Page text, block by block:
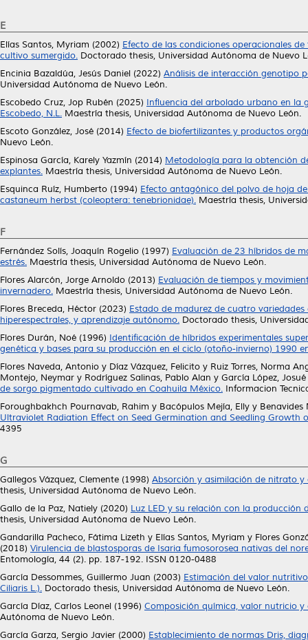
E
Elías Santos, Myriam (2002) Efecto de las condiciones operacionales
cultivo sumergido. Doctorado thesis, Universidad Autónoma de Nuevo
Encinia Bazaldúa, Jesús Daniel (2022) Análisis de interacción genotipo
Universidad Autónoma de Nuevo León.
Escobedo Cruz, Jop Rubén (2025) Influencia del arbolado urbano en la
Escobedo, N.L. Maestría thesis, Universidad Autónoma de Nuevo León.
Escoto González, José (2014) Efecto de biofertilizantes y productos
Nuevo León.
Espinosa García, Karely Yazmín (2014) Metodología para la obtención
explantes. Maestría thesis, Universidad Autónoma de Nuevo León.
Esquinca Ruíz, Humberto (1994) Efecto antagónico del polvo de hoja
castaneum herbst (coleoptera: tenebrionidae). Maestría thesis,
F
Fernández Solís, Joaquín Rogelio (1997) Evaluación de 23 híbridos de
estrés. Maestría thesis, Universidad Autónoma de Nuevo León.
Flores Alarcón, Jorge Arnoldo (2013) Evaluación de tiempos y
invernadero. Maestría thesis, Universidad Autónoma de Nuevo León.
Flores Breceda, Héctor (2023) Estado de madurez de cuatro
hiperespectrales, y aprendizaje autónomo. Doctorado thesis,
Flores Durán, Noé (1996) Identificación de híbridos experimentales
genética y bases para su producción en el ciclo (otoño-invierno) 1990
Flores Naveda, Antonio y Díaz Vázquez, Felicito y Ruiz Torres, Norma
Montejo, Neymar y Rodríguez Salinas, Pablo Alan y García López,
de sorgo pigmentado cultivado en Coahuila México. Informacion
Foroughbakhch Pournavab, Rahim y Bacópulos Mejía, Elly y Benavides
Ultraviolet Radiation Effect on Seed Germination and Seedling Growth
4395
G
Gallegos Vázquez, Clemente (1998) Absorción y asimilación de nitrato
thesis, Universidad Autónoma de Nuevo León.
Gallo de la Paz, Natiely (2020) Luz LED y su relación con la producción
thesis, Universidad Autónoma de Nuevo León.
Gandarilla Pacheco, Fátima Lizeth y Elías Santos, Myriam y Flores
(2018) Virulencia de blastosporas de Isaria fumosorosea nativas del
Entomología, 44 (2). pp. 187-192. ISSN 0120-0488
García Dessommes, Guillermo Juan (2003) Estimación del valor
Ciliaris L.). Doctorado thesis, Universidad Autónoma de Nuevo León.
García Díaz, Carlos Leonel (1996) Composición química, valor nutricio
Autónoma de Nuevo León.
García Garza, Sergio Javier (2000) Establecimiento de normas Dris,